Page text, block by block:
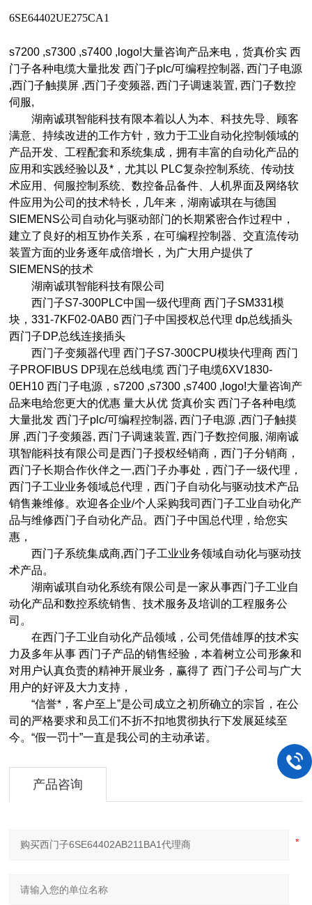
6SE64402UE275CA1
s7200 ,s7300 ,s7400 ,logo!大量咨询产品来电，货真价实 西
门子各种电缆大量批发 西门子plc/可编程控制器, 西门子电源
,西门子触摸屏 ,西门子变频器, 西门子调速装置, 西门子数控
伺服,
湖南诚琪智能科技有限本着以人为本、科技先导、顾客
满意、持续改进的工作方针，致力于工业自动化控制领域的
产品开发、工程配套和系统集成，拥有丰富的自动化产品的
应用和实践经验以及*，尤其以 PLC复杂控制系统、传动技
术应用、伺服控制系统、数控备品备件、人机界面及网络软
件应用为公司的技术特长，几年来，湖南诚琪在与德国
SIEMENS公司自动化与驱动部门的长期紧密合作过程中，
建立了良好的相互协作关系，在可编程控制器、交直流传动
装置方面的业务逐年成倍增长，为广大用户提供了
SIEMENS的技术
湖南诚琪智能科技有限公司
西门子S7-300PLC中国一级代理商 西门子SM331模
块，331-7KF02-0AB0 西门子中国授权总代理 dp总线插头
西门子DP总线连接插头
西门子变频器代理 西门子S7-300CPU模块代理商 西门
子PROFIBUS DP现在总线电缆 西门子电缆6XV1830-
0EH10 西门子电源，s7200 ,s7300 ,s7400 ,logo!大量咨询产
品来电给您更大的优惠 量大从优 货真价实 西门子各种电缆
大量批发 西门子plc/可编程控制器, 西门子电源 ,西门子触摸
屏 ,西门子变频器, 西门子调速装置, 西门子数控伺服, 湖南诚
琪智能科技有限公司是西门子授权经销商，西门子分销商，
西门子长期合作伙伴之一,西门子办事处，西门子一级代理，
西门子工业业务领域总代理，西门子自动化与驱动技术产品
销售兼维修。欢迎各企业/个人采购我司西门子工业自动化产
品与维修西门子自动化产品。西门子中国总代理，给您实
惠，
西门子系统集成商,西门子工业业务领域自动化与驱动技
术产品。
湖南诚琪自动化系统有限公司是一家从事西门子工业自
动化产品和数控系统销售、技术服务及培训的工程服务公
司。
在西门子工业自动化产品领域，公司凭借雄厚的技术实
力及多年从事 西门子产品的销售经验，本着树立公司形象和
对用户认真负责的精神开展业务，赢得了 西门子公司与广大
用户的好评及大力支持，
“信誉*，客户至上”是公司成立之初所确立的宗旨，在公
司的严格要求和员工们不折不扣地贯彻执行下发展延续至
今。“假一罚十”一直是我公司的主动承诺。
产品咨询